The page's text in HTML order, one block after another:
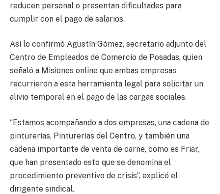
reducen personal o presentan dificultades para
cumplir con el pago de salarios.
Así lo confirmó Agustín Gómez, secretario adjunto del
Centro de Empleados de Comercio de Posadas, quien
señaló a Misiones online que ambas empresas
recurrieron a esta herramienta legal para solicitar un
alivio temporal en el pago de las cargas sociales.
“Estamos acompañando a dos empresas, una cadena de
pinturerías, Pinturerías del Centro, y también una
cadena importante de venta de carne, como es Friar,
que han presentado esto que se denomina el
procedimiento preventivo de crisis”, explicó el
dirigente sindical.